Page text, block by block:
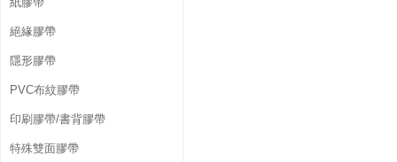
絕緣膠帶
隱形膠帶
PVC布紋膠帶
印刷膠帶/書背膠帶
特殊雙面膠帶